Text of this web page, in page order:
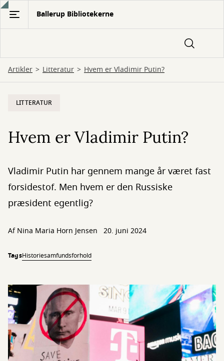
Gå
hovedindhold
Ballerup Bibliotekerne
Artikler Litteratur Hvem er Vladimir Putin?
LITTERATUR
Hvem er Vladimir Putin?
Vladimir Putin har gennem mange år været fast
forsidestof. Men hvem er den Russiske
præsident egentlig?
Af Nina Maria Horn Jensen 20. juni 2024
TagsHistoriesamfundsforhold